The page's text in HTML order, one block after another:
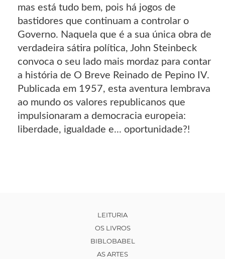
mas está tudo bem, pois há jogos de
bastidores que continuam a controlar o
Governo. Naquela que é a sua única obra de
verdadeira sátira política, John Steinbeck
convoca o seu lado mais mordaz para contar
a história de O Breve Reinado de Pepino IV.
Publicada em 1957, esta aventura lembrava
ao mundo os valores republicanos que
impulsionaram a democracia europeia:
liberdade, igualdade e... oportunidade?!
LEITURIA
OS LIVROS
BIBLOBABEL
AS ARTES